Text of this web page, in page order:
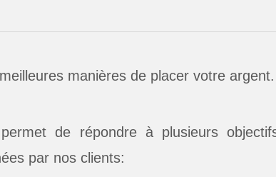
manières de placer votre argent.
de répondre à plusieurs
par nos clients: